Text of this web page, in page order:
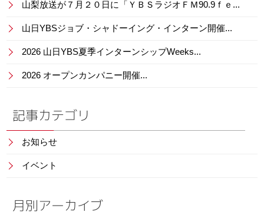
山梨放送が７月２０日に「ＹＢＳラジオＦＭ90.9ｆｅ...
山日YBSジョブ・シャドーイング・インターン開催...
2026 山日YBS夏季インターンシップWeeks...
2026 オープンカンパニー開催...
記事カテゴリ
お知らせ
イベント
月別アーカイブ